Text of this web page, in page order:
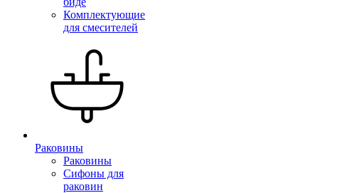
Комплектующие
для смесителей
Раковины
Раковины
Сифоны для
раковин